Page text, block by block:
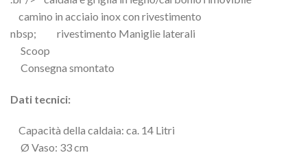
camino in acciaio inox con rivestimento
nbsp; rivestimento Maniglie laterali
Scoop
Consegna smontato
Dati tecnici:
Capacità della caldaia: ca. 14 Litri
Ø Vaso: 33 cm